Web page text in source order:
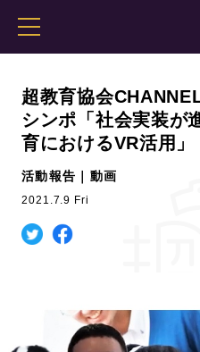
超教育協会
シンポ「社会実装が
育におけるVR活用」
活動報告｜動画
2021.7.9 Fri